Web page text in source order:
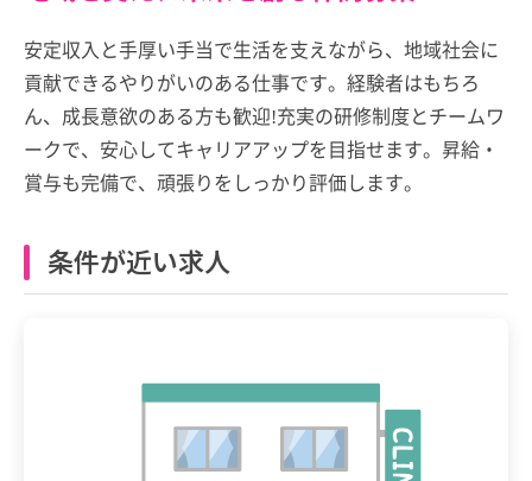
安定収入と手厚い手当で生活を支えながら、地域社会に
貢献できるやりがいのある仕事です。経験者はもちろ
ん、成長意欲のある方も歓迎!充実の研修制度とチームワ
ークで、安心してキャリアアップを目指せます。昇給・
賞与も完備で、頑張りをしっかり評価します。
条件が近い求人